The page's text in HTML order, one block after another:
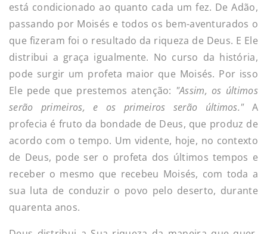
está condicionado ao quanto cada um fez. De Adão,
passando por Moisés e todos os bem-aventurados o
que fizeram foi o resultado da riqueza de Deus. E Ele
distribui a graça igualmente. No curso da história,
pode surgir um profeta maior que Moisés. Por isso
Ele pede que prestemos atenção: "Assim, os últimos
serão primeiros, e os primeiros serão últimos." A
profecia é fruto da bondade de Deus, que produz de
acordo com o tempo. Um vidente, hoje, no contexto
de Deus, pode ser o profeta dos últimos tempos e
receber o mesmo que recebeu Moisés, com toda a
sua luta de conduzir o povo pelo deserto, durante
quarenta anos.